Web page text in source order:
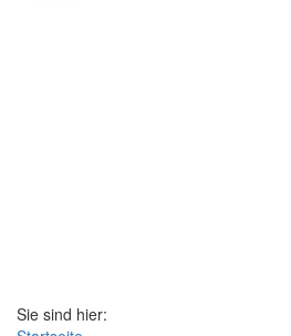
Sie sind hier: